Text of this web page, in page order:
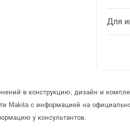
Для
в конструкцию, дизайн и
Makita с информацией на
у консультантов.